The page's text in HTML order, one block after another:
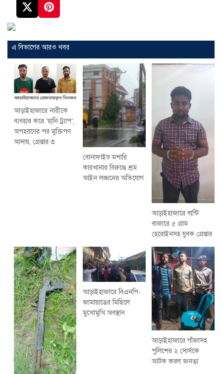
এ বিভাগের আরও খবর
আড়াইহাজারে নারীকে
ব্যবহার করে ‘হানি ট্র্যাপ’,
অপহরণের পর মুক্তিপণ
আদায়, গ্রেপ্তার ৩
বোনাফাইড মশারি
কারখানার বিরুদ্ধে শ্রম
আইন লঙ্ঘনের অভিযোগ
আড়াইহাজারে বান্টি
বাজারে ৫ গ্রাম
হেরোইনসহ যুবক গ্রেপ্তার
আড়াইহাজারে বিএনপি-
জামায়াতের মিছিলে
মুখোমুখি অবস্থান
আড়াইহাজারে গাঁজাসহ
পুলিশের ২ সোর্সকে
আটক করল জনতা